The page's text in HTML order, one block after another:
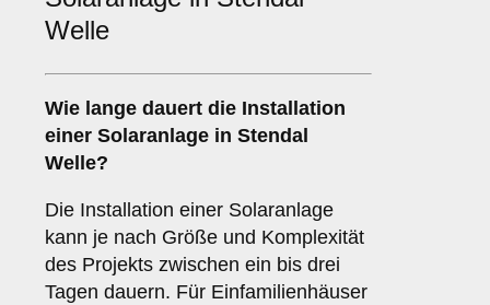
Welle
Wie lange dauert die Installation
einer Solaranlage in Stendal
Welle?
Die Installation einer Solaranlage
kann je nach Größe und Komplexität
des Projekts zwischen ein bis drei
Tagen dauern. Für Einfamilienhäuser